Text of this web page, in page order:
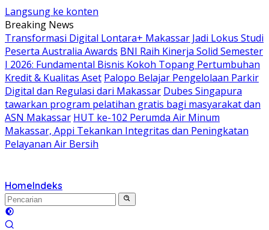
Langsung ke konten
Breaking News
Transformasi Digital Lontara+ Makassar Jadi Lokus Studi
Peserta Australia Awards BNI Raih Kinerja Solid Semester
I 2026: Fundamental Bisnis Kokoh Topang Pertumbuhan
Kredit & Kualitas Aset Palopo Belajar Pengelolaan Parkir
Digital dan Regulasi dari Makassar Dubes Singapura
tawarkan program pelatihan gratis bagi masyarakat dan
ASN Makassar HUT ke-102 Perumda Air Minum
Makassar, Appi Tekankan Integritas dan Peningkatan
Pelayanan Air Bersih
HomeIndeks